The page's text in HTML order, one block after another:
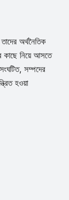
অর্থনৈতিক
কাছে নিয়ে আসতে
সম্পদের
হওয়া